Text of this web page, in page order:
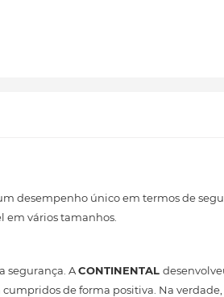
desempenho único em termos de
em vários tamanhos.
segurança. ACONTINENTAL
de forma positiva. Na